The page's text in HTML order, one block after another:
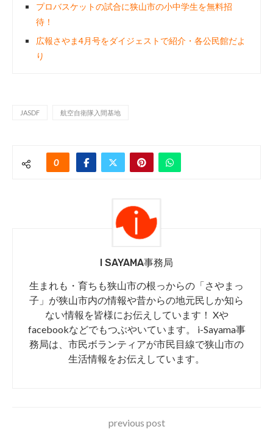
プロバスケットの試合に狭山市の小中学生を無料招
待！
広報さやま4月号をダイジェストで紹介・各公民館だよ
り
JASDF 航空自衛隊入間基地
0
I SAYAMA事務局
生まれも・育ちも狭山市の根っからの「さやまっ
子」が狭山市内の情報や昔からの地元民しか知ら
ない情報を皆様にお伝えしています！ Xや
facebookなどでもつぶやいています。 i-Sayama事
務局は、市民ボランティアが市民目線で狭山市の
生活情報をお伝えしています。
previous post